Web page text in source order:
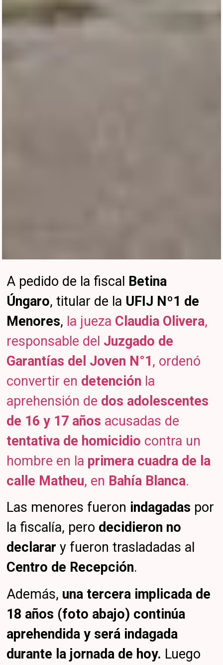
A pedido de la fiscal Betina
Úngaro, titular de la UFIJ Nº1 de
Menores, la jueza Claudia Olivera,
responsable del Juzgado de
Garantías del Joven N°1, ordenó
convertir en detención la
aprehensión de dos adolescentes
de 16 y 17 años acusadas de
tentativa de homicidio contra un
hombre en la primera cuadra de la
calle Matheu, en Bahía Blanca.
Las menores fueron indagadas por
la fiscalía, pero decidieron no
declarar y fueron trasladadas al
Centro de Recepción.
Además, una tercera implicada de
18 años (foto abajo) continúa
aprehendida y será indagada
durante la jornada de hoy. Luego